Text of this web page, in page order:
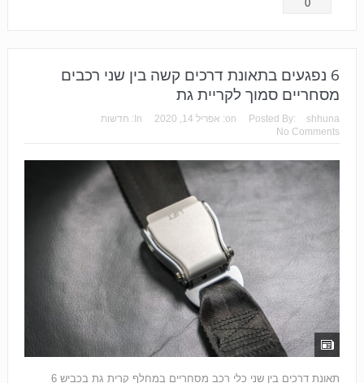
0
6 נפגעים בתאונת דרכים קשה בין שני רכבים
מסחריים סמוך לקריית גת
Posted By: shhuna
on: אפריל 14, 2020 In:
חדשות
No Comments
תאונת דרכים בין שני כלי רכב מסחריים במחלף קרית גת בכביש 6